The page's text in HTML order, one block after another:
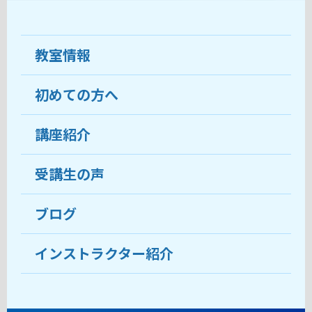
教室情報
教室について
受講生の声
おすすめ・人気の講座
目的から講座を探す
教室ブログ
初めての方へ
ココがおすすめ
料金
受講までの流れ
よくあるご質問
講座紹介
受講生の声
ブログ
インストラクター紹介